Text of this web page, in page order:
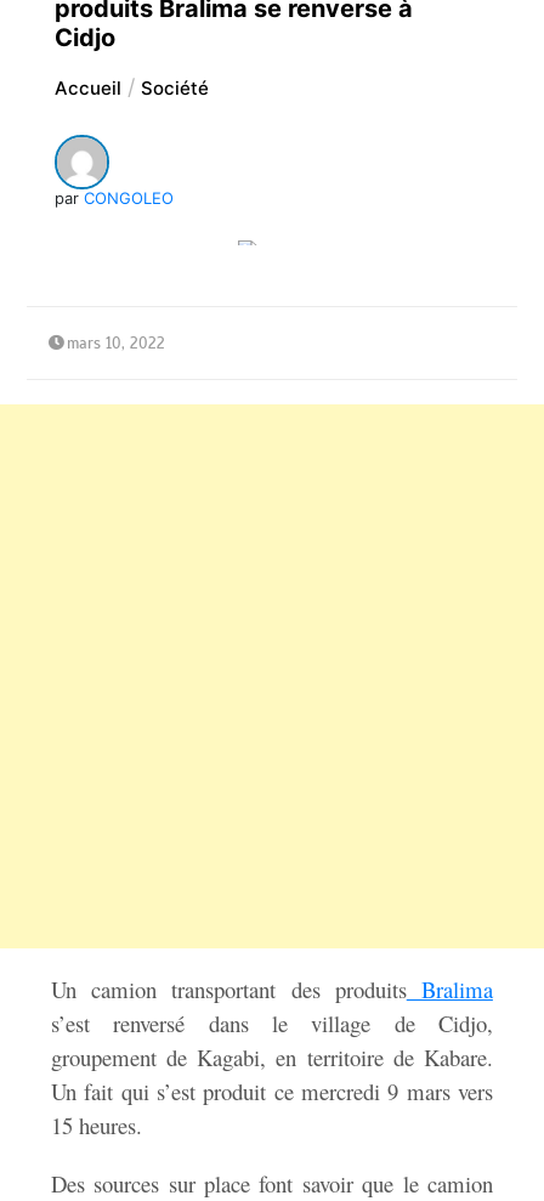
produits Bralima se renverse à
Cidjo
Accueil Société
par CONGOLEO
mars 10, 2022
Un camion transportant des produitsBralima
s’est renversé dans le village de Cidjo,
groupement de Kagabi, en territoire de Kabare.
Un fait qui s’est produit ce mercredi 9 mars vers
15 heures.
Des sources sur place font savoir que le camion